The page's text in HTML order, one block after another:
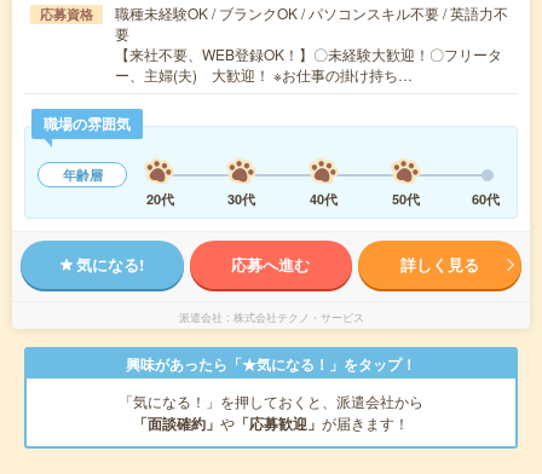
応募資格
職種未経験OK / ブランクOK / パソコンスキル不要 / 英語力不
要
【来社不要、WEB登録OK！】〇未経験大歓迎！〇フリータ
ー、主婦(夫) 大歓迎！ ※お仕事の掛け持ち…
職場の雰囲気
年齢層
20代
30代 40代 50代 60代
気になる! 応募へ進む 詳しく見る
派遣会社 株式会社テクノ・サービス
興味があったら「★気になる！」をタップ！
「気になる！」を押しておくと、派遣会社から
「面談確約」 や 「応募歓迎」 が届きます！